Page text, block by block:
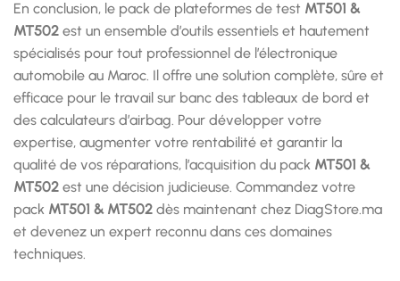
En conclusion, le pack de plateformes de test MT501 &
MT502 est un ensemble d’outils essentiels et hautement
spécialisés pour tout professionnel de l’électronique
automobile au Maroc. Il offre une solution complète, sûre et
efficace pour le travail sur banc des tableaux de bord et
des calculateurs d’airbag. Pour développer votre
expertise, augmenter votre rentabilité et garantir la
qualité de vos réparations, l’acquisition du pack MT501 &
MT502 est une décision judicieuse. Commandez votre
pack MT501 & MT502 dès maintenant chez DiagStore.ma
et devenez un expert reconnu dans ces domaines
techniques.